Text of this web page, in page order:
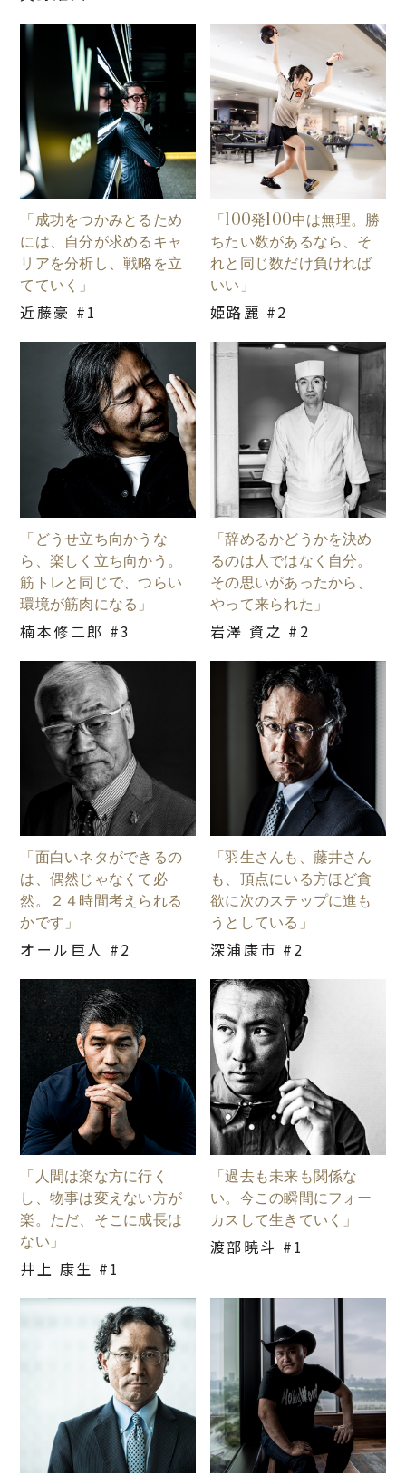
「成功をつかみとるため
には、自分が求めるキャ
リアを分析し、戦略を立
てていく」
近藤豪 #1
「100発100中は無理。勝
ちたい数があるなら、そ
れと同じ数だけ負ければ
いい」
姫路麗 #2
「どうせ立ち向かうな
ら、楽しく立ち向かう。
筋トレと同じで、つらい
環境が筋肉になる」
楠本修二郎 #3
「辞めるかどうかを決め
るのは人ではなく自分。
その思いがあったから、
やって来られた」
岩澤 資之 #2
「面白いネタができるの
は、偶然じゃなくて必
然。２４時間考えられる
かです」
オール巨人 #2
「羽生さんも、藤井さん
も、頂点にいる方ほど貪
欲に次のステップに進も
うとしている」
深浦康市 #2
「人間は楽な方に行く
し、物事は変えない方が
楽。ただ、そこに成長は
ない」
井上 康生 #1
「過去も未来も関係な
い。今この瞬間にフォー
カスして生きていく」
渡部暁斗 #1